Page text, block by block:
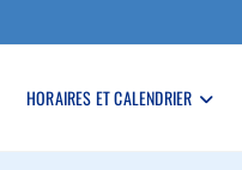
HORAIRES ET CALENDRIER